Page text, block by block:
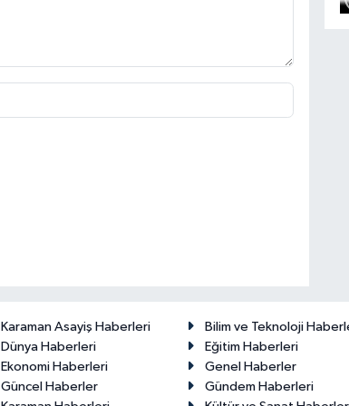
Karaman Asayiş Haberleri
Bilim ve Teknoloji
Dünya Haberleri
Eğitim Haberleri
Ekonomi Haberleri
Genel Haberler
Güncel Haberler
Gündem Haberleri